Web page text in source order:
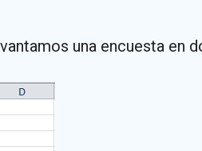
una encuesta en